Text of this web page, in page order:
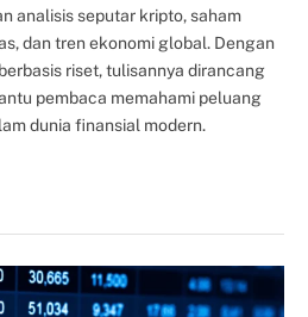
analisis seputar kripto, saham
dan tren ekonomi global. Dengan
riset, tulisannya dirancang
pembaca memahami peluang
dunia finansial modern.